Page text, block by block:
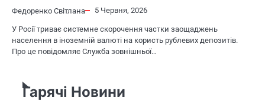
Федоренко Світлана 5 Червня, 2026
У Росії триває системне скорочення частки заощаджень
населення в іноземній валюті на користь рублевих депозитів.
Про це повідомляє Служба зовнішньої…
Гарячі Новини